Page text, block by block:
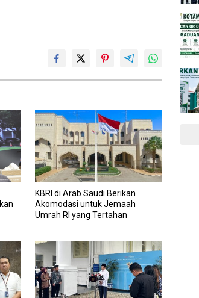
KBRI di Arab Saudi Berikan
Akomodasi untuk Jemaah
Umrah RI yang Tertahan